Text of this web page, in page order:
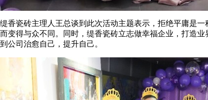
缇香瓷砖主理人王总谈到此次活动主题表示，拒绝平庸是
而变得与众不同。同时，缇香瓷砖立志做幸福企业，打造
到公司治愈自己，提升自己。